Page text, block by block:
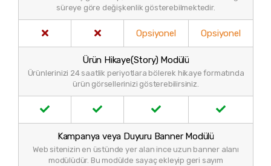
süreye göre değişkenlik gösterebilmektedir.
Opsiyonel Opsiyonel
Ürün Hikaye(Story) Modülü
Ürünlerinizi 24 saatlik periyotlara bölerek hikaye formatında
ürün görsellerinizi gösterebilirsiniz.
Kampanya veya Duyuru Banner Modülü
Web sitenizin en üstünde yer alan ince uzun banner alanı
modülüdür. Bu modülde sayaç ekleyip geri sayım